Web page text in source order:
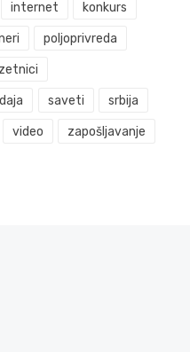
internet konkurs
poljoprivreda
saveti srbija
video zapošljavanje